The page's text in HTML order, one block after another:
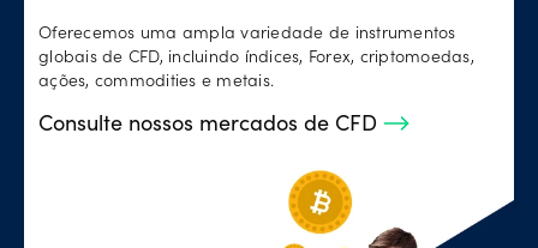
Oferecemos uma ampla variedade de instrumentos
globais de CFD, incluindo índices, Forex, criptomoedas,
ações, commodities e metais.
Consulte nossos mercados de CFD